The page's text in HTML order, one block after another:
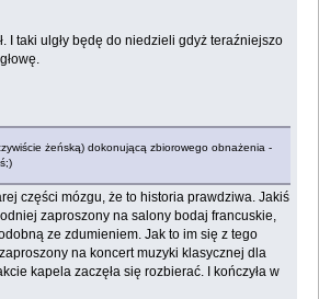
I taki ulgły będę do niedzieli gdyż teraźniejszo
żeńską) dokonującą zbiorowego obnażenia -
części mózgu, że to historia prawdziwa. Jakiś
zaproszony na salony bodaj francuskie,
ze zdumieniem. Jak to im się z tego
na koncert muzyki klasycznej dla
kapela zaczęła się rozbierać. I kończyła w